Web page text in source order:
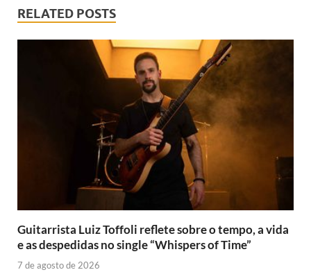
RELATED POSTS
Guitarrista Luiz Toffoli reflete sobre o tempo, a vida
e as despedidas no single “Whispers of Time”
7 de agosto de 2026